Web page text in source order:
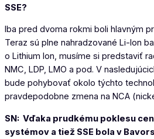
SSE?
Iba pred dvoma rokmi boli hlavným
Teraz sú plne nahradzované Li-Ion
o Lithium Ion, musíme si predstaviť
NMC, LDP, LMO a pod. V
bude pohybovať okolo týchto
pravdepodobne zmena na NCA
SN: Vďaka prudkému poklesu
systémov a tiež SSE bola v